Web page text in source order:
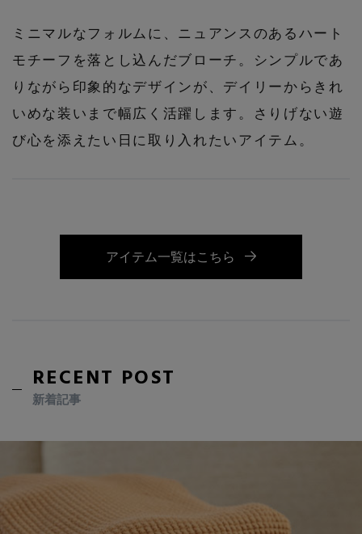
ミニマルなフォルムに、ニュアンスのあるハート
モチーフを落とし込んだブローチ。シンプルであ
りながら印象的なデザインが、デイリーからきれ
いめな装いまで幅広く活躍します。さりげない遊
び心を添えたい日に取り入れたいアイテム。
アイテム一覧はこちら
RECENT POST
新着記事